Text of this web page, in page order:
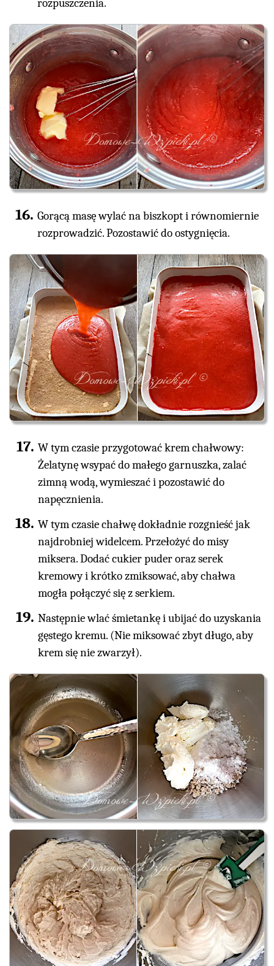
rozpuszczenia.
Gorącą masę wylać na biszkopt i równomiernie
rozprowadzić. Pozostawić do ostygnięcia.
W tym czasie przygotować krem chałwowy:
Żelatynę wsypać do małego garnuszka, zalać
zimną wodą, wymieszać i pozostawić do
napęcznienia.
W tym czasie chałwę dokładnie rozgnieść jak
najdrobniej widelcem. Przełożyć do misy
miksera. Dodać cukier puder oraz serek
kremowy i krótko zmiksować, aby chałwa
mogła połączyć się z serkiem.
Następnie wlać śmietankę i ubijać do uzyskania
gęstego kremu. (Nie miksować zbyt długo, aby
krem się nie zwarzył).